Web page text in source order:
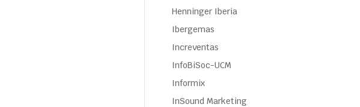
Henninger Iberia
Ibergemas
Increventas
InfoBiSoc-UCM
Informix
InSound Marketing